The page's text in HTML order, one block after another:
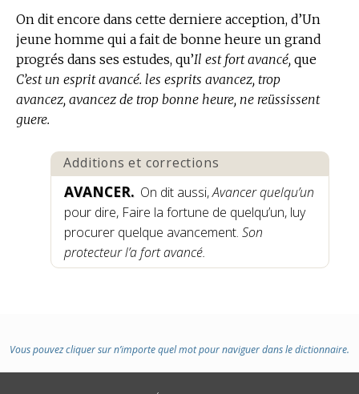
On dit encore dans cette derniere acception, d’Un
jeune homme qui a fait de bonne heure un grand
progrés dans ses estudes, qu’Il est fort avancé, que
C’est un esprit avancé. les esprits avancez, trop
avancez, avancez de trop bonne heure, ne reüssissent
guere.
Additions et corrections
AVANCER. On dit aussi,Avancer quelqu’un
pour dire, Faire la fortune de quelqu’un, luy
procurer quelque avancement.Son
protecteur l’a fort avancé.
Vous pouvez cliquer sur n’importe quel mot pour naviguer dans le dictionnaire.